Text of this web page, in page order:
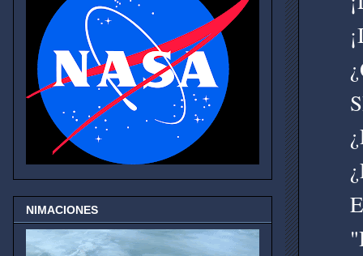
NIMACIONES